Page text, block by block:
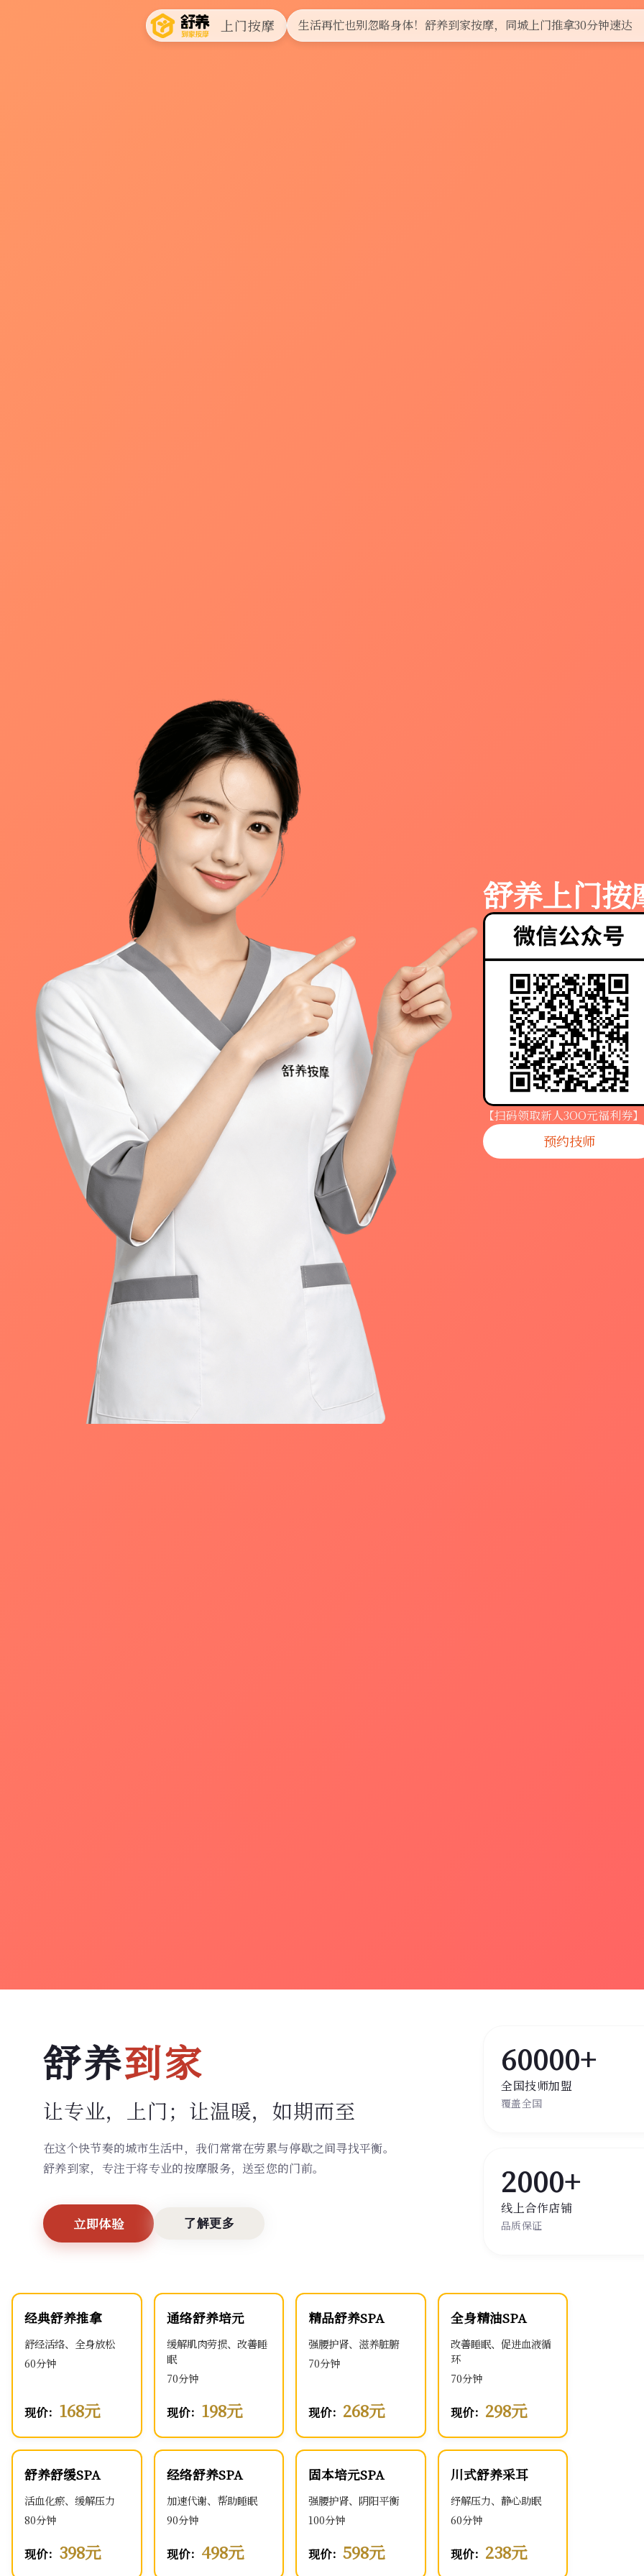
上门按摩 生活再忙也别忽略身体！舒养到家按摩，同城上门推拿30分钟速达
舒养上门按
【扫码领取新人3OO元福利券】
预约技师
舒养到家
让专业，上门； 让温暖，如期而至
在这个快节奏的城市生活中，我们常常在劳累与停歇之间寻找平衡。
舒养到家，专注于将专业的按摩服务，送至您的门前。
立即体验 了解更多
60000+
全国技师加盟
覆盖全国
2000+
线上合作店铺
品质保证
经典舒养推拿
舒经活络、全身放松
60分钟
现价： 168元
通络舒养培元
缓解肌肉劳损、改善睡
眠
70分钟
现价： 198元
精品舒养SPA
强腰护肾、滋养脏腑
70分钟
现价： 268元
全身精油SPA
改善睡眠、促进血液循
环
70分钟
现价： 298元
舒养舒缓SPA
活血化瘀、缓解压力
80分钟
现价： 398元
经络舒养SPA
加速代谢、帮助睡眠
90分钟
现价： 498元
固本培元SPA
强腰护肾、阴阳平衡
100分钟
现价：598元
川式舒养采耳
纾解压力、静心助眠
60分钟
现价： 238元